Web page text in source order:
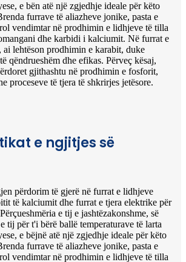
e bën atë një zgjedhje ideale për këto
furrave të aliazheve jonike, pasta e
vendimtar në prodhimin e lidhjeve të tilla
dhe karbidi i kalciumit. Në furrat e
lehtëson prodhimin e karabit, duke
qëndrueshëm dhe efikas. Përveç kësaj,
gjithashtu në prodhimin e fosforit,
proceseve të tjera të shkrirjes jetësore.
e ngjitjes së
përdorim të gjerë në furrat e lidhjeve
të kalciumit dhe furrat e tjera elektrike për
e tij e jashtëzakonshme, së
tij për t'i bërë ballë temperaturave të larta
e bëjnë atë një zgjedhje ideale për këto
furrave të aliazheve jonike, pasta e
vendimtar në prodhimin e lidhjeve të tilla